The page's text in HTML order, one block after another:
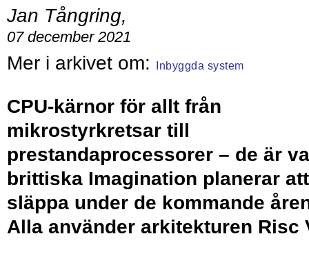
Jan Tångring,
07 december 2021
Inbyggda system
CPU-kärnor för allt från
mikrostyrkretsar till
prestandaprocessorer – de är
brittiska Imagination planerar att
släppa under de kommande
Alla använder arkitekturen Risc